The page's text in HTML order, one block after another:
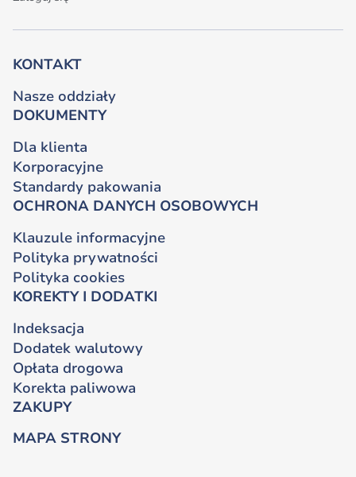
KONTAKT
Nasze oddziały
DOKUMENTY
Dla klienta
Korporacyjne
Standardy pakowania
OCHRONA DANYCH OSOBOWYCH
Klauzule informacyjne
Polityka prywatności
Polityka cookies
KOREKTY I DODATKI
Indeksacja
Dodatek walutowy
Opłata drogowa
Korekta paliwowa
ZAKUPY
MAPA STRONY